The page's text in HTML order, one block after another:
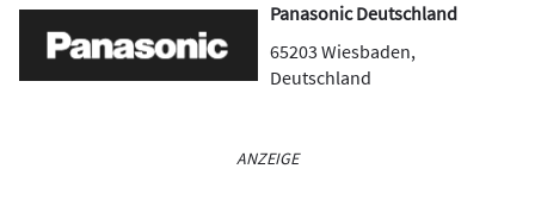
Panasonic Deutschland
65203Wiesbaden,
Deutschland
ANZEIGE